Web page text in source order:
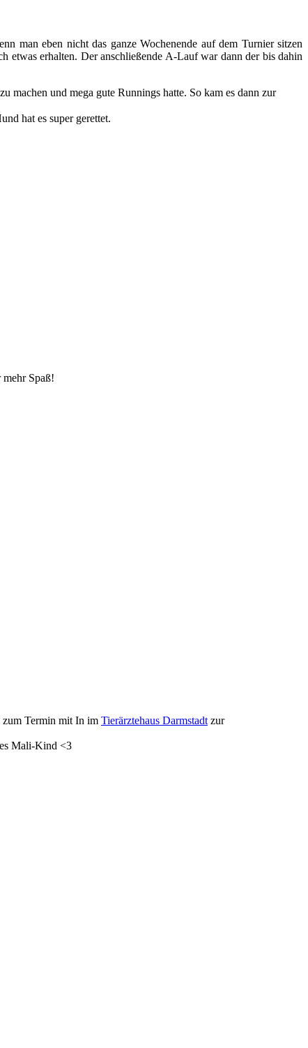
man eben nicht das ganze Wochenende auf dem Turnier sitzen
etwas erhalten. Der anschließende A-Lauf war dann der bis dahin
und mega gute Runnings hatte. So kam es dann zur
hat es super gerettet.
Spaß!
zum Termin mit In im Tierärztehaus Darmstadt zur
Mali-Kind <3